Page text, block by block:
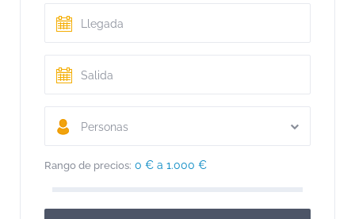
Personas
Rango de precios: 0 € a 1.000 €